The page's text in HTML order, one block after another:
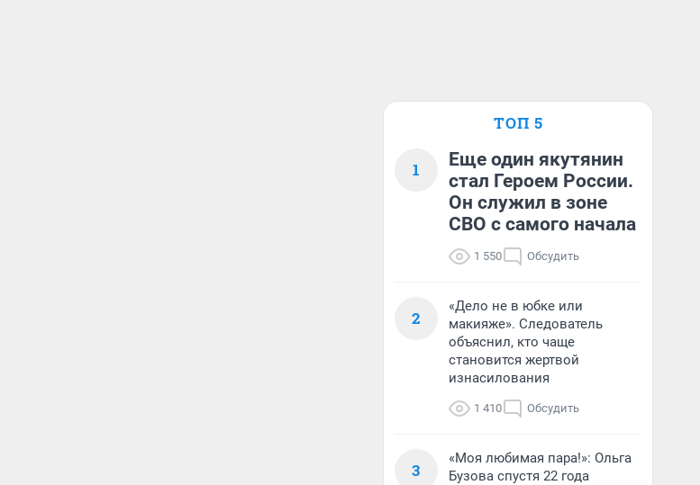
ТОП 5
1
Еще один якутянин
стал Героем России.
Он служил в зоне
СВО с самого начала
1 550 Обсудить
2
«Дело не в юбке или
макияже». Следователь
объяснил, кто чаще
становится жертвой
изнасилования
1 410 Обсудить
3
«Моя любимая пара!»: Ольга
Бузова спустя 22 года